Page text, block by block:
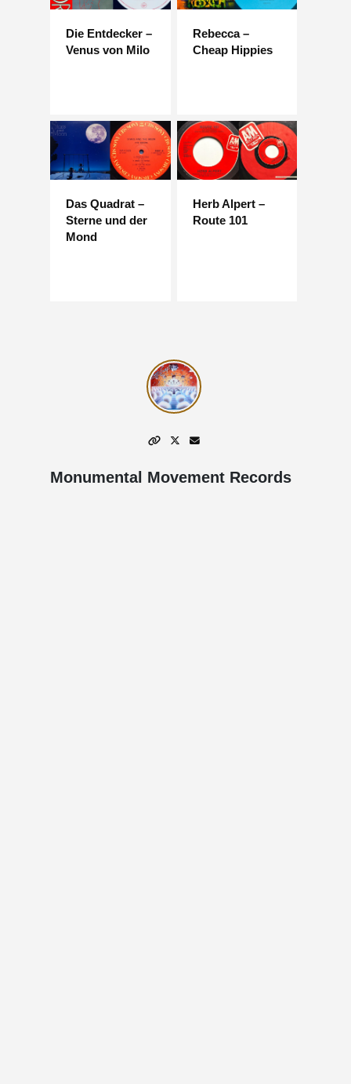
Die Entdecker –
Venus von Milo
Rebecca –
Cheap Hippies
Das Quadrat –
Sterne und der
Mond
Herb Alpert –
Route 101
Monumental Movement Records